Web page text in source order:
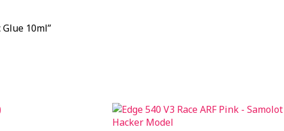
10ml”